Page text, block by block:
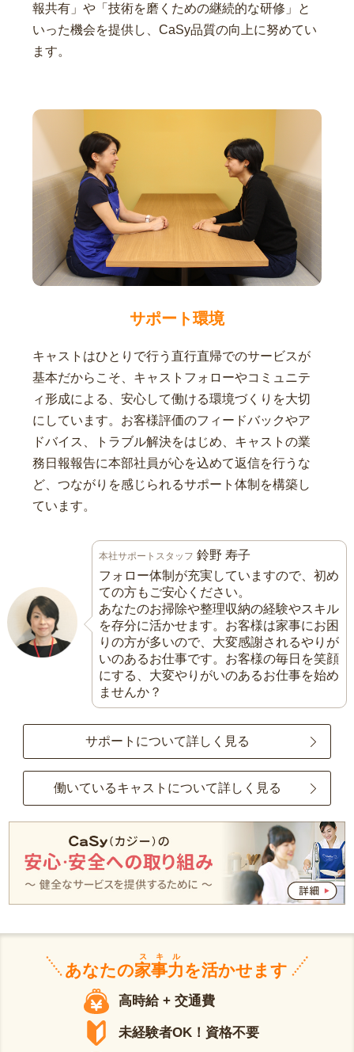
報共有」や「技術を磨くための継続的な研修」と
いった機会を提供し、CaSy品質の向上に努めてい
ます。
サポート環境
キャストはひとりで行う直行直帰でのサービスが
基本だからこそ、キャストフォローやコミュニテ
ィ形成による、安心して働ける環境づくりを大切
にしています。お客様評価のフィードバックやア
ドバイス、トラブル解決をはじめ、キャストの業
務日報報告に本部社員が心を込めて返信を行うな
ど、つながりを感じられるサポート体制を構築し
ています。
本社サポートスタッフ 鈴野 寿子
フォロー体制が充実していますので、初め
ての方もご安心ください。
あなたのお掃除や整理収納の経験やスキル
を存分に活かせます。お客様は家事にお困
りの方が多いので、大変感謝されるやりが
いのあるお仕事です。お客様の毎日を笑顔
にする、大変やりがいのあるお仕事を始め
ませんか？
サポートについて詳しく見る
働いているキャストについて詳しく見る
あなたの家事力
スキル
を活かせます
高時給 + 交通費
未経験者OK！資格不要